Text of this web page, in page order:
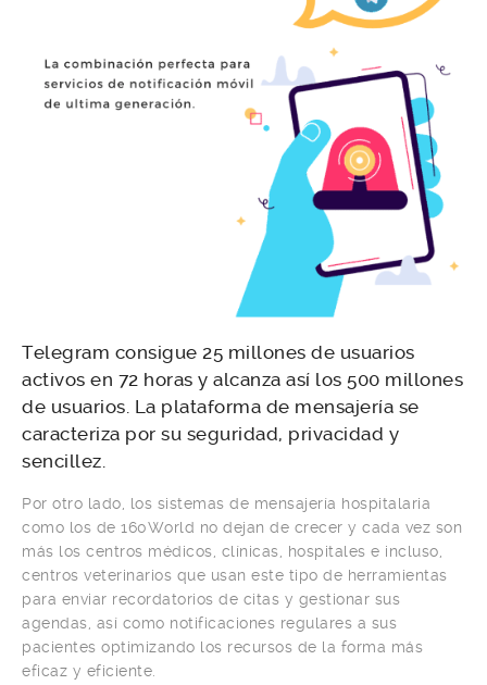
Telegram consigue 25 millones de usuarios
activos en 72 horas y alcanza así los 500 millones
de usuarios. La plataforma de mensajería se
caracteriza por su seguridad, privacidad y
sencillez.
Por otro lado, los sistemas de mensajería hospitalaria
como los de 160World no dejan de crecer y cada vez son
más los centros médicos, clínicas, hospitales e incluso,
centros veterinarios que usan este tipo de herramientas
para enviar recordatorios de citas y gestionar sus
agendas, así como notificaciones regulares a sus
pacientes optimizando los recursos de la forma más
eficaz y eficiente.